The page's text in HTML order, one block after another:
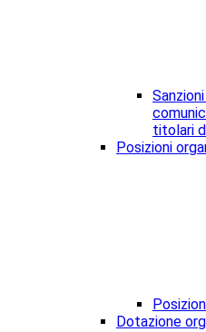
titolari
Posizioni
Dotazione